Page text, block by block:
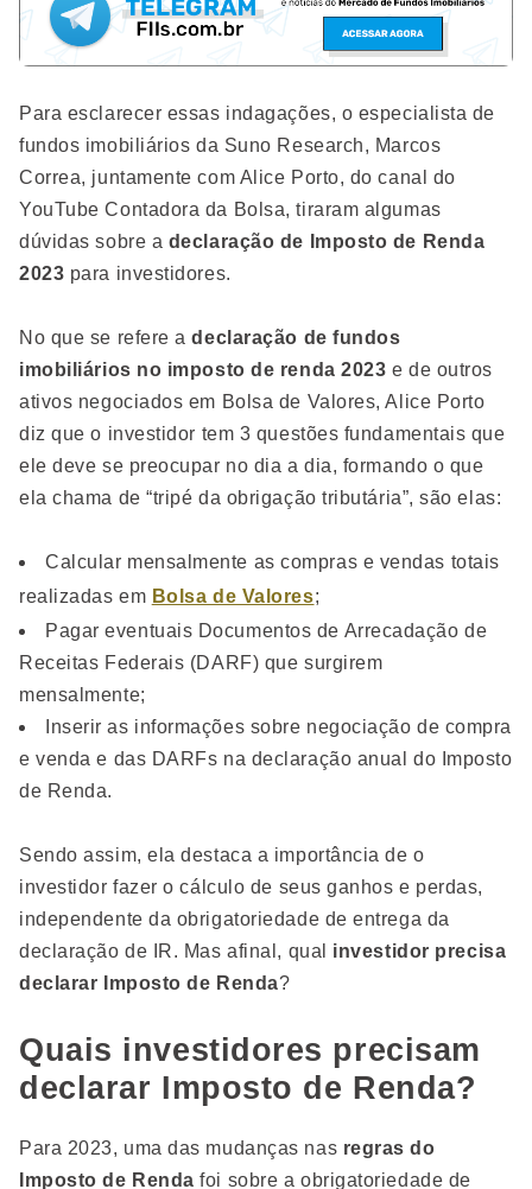
Para esclarecer essas indagações, o especialista de
fundos imobiliários da Suno Research, Marcos
Correa, juntamente com Alice Porto, do canal do
YouTube Contadora da Bolsa, tiraram algumas
dúvidas sobre a declaração de Imposto de Renda
2023 para investidores.
No que se refere adeclaração de fundos
imobiliários no imposto de renda 2023 e de outros
ativos negociados em Bolsa de Valores, Alice Porto
diz que o investidor tem 3 questões fundamentais que
ele deve se preocupar no dia a dia, formando o que
ela chama de “tripé da obrigação tributária”, são elas:
Calcular mensalmente as compras e vendas totais
realizadas em Bolsa de Valores;
Pagar eventuais Documentos de Arrecadação de
Receitas Federais (DARF) que surgirem
mensalmente;
Inserir as informações sobre negociação de compra
e venda e das DARFs na declaração anual do Imposto
de Renda.
Sendo assim, ela destaca a importância de o
investidor fazer o cálculo de seus ganhos e perdas,
independente da obrigatoriedade de entrega da
declaração de IR. Mas afinal, qual investidor precisa
declarar Imposto de Renda?
Quais investidores precisam
declarar Imposto de Renda?
Para 2023, uma das mudanças nas regras do
Imposto de Renda foi sobre a obrigatoriedade de